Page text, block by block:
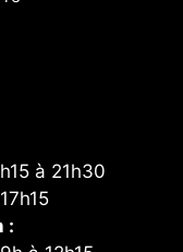
à 21h30
: